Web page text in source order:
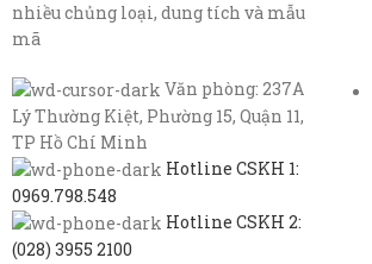
nhiều chủng loại, dung tích và mẫu
mã
Văn phòng: 237A
Lý Thường Kiệt, Phường 15, Quận 11,
TP Hồ Chí Minh
Hotline CSKH 1:
0969.798.548
Hotline CSKH 2:
(028) 3955 2100